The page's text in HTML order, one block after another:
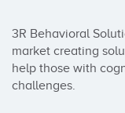
3R Behavioral
market creating
help those with
challenges.